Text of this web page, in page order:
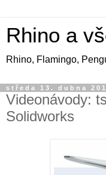
Rhino a
Rhino, Flamingo,
středa 13. dubna
Videonávody:
Solidworks